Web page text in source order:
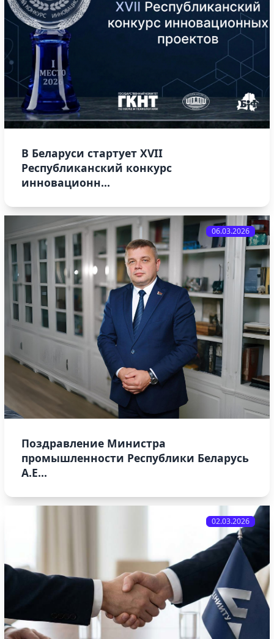
В Беларуси стартует XVII
Республиканский конкурс
инновационн...
Поздравление Министра
промышленности Республики Беларусь
А.Е...
06.03.2026
02.03.2026